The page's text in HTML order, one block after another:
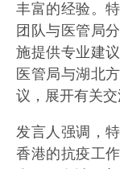
丰富的经验。
团队与医管局
施提供专业建
医管局与湖北
议，展开有关交
发言人强调，
香港的抗疫工